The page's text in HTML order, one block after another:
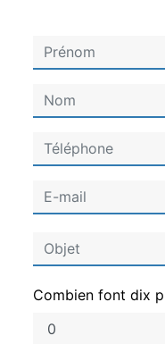
Combien font dix